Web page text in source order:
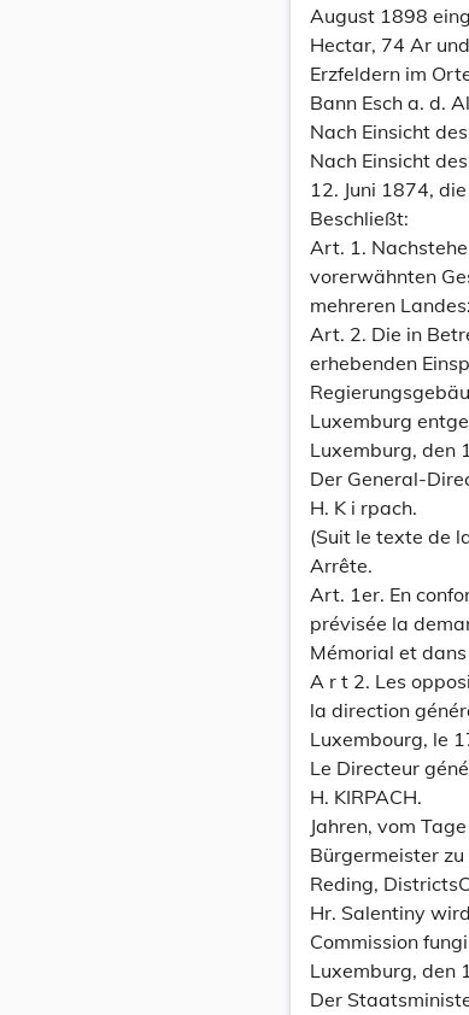
August 1898
Hectar, 74 Ar
Erzfeldern im
Bann Esch a. d.
Nach Einsicht
Nach Einsicht
12. Juni 1874,
Beschließt:
Art. 1.
vorerwähnten
mehreren
Art. 2. Die in
erhebenden
Luxemburg
Luxemburg, den
Der General-
H. K i rpach.
(Suit le texte de
Arrête.
Art. 1er. En
prévisée la
Mémorial et
A r t 2. Les
la direction
Luxembourg, le
Le Directeur
H. KIRPACH.
Jahren, vom
Bürgermeister
Reding,
Hr. Salentiny
Commission
Luxemburg, den
Der